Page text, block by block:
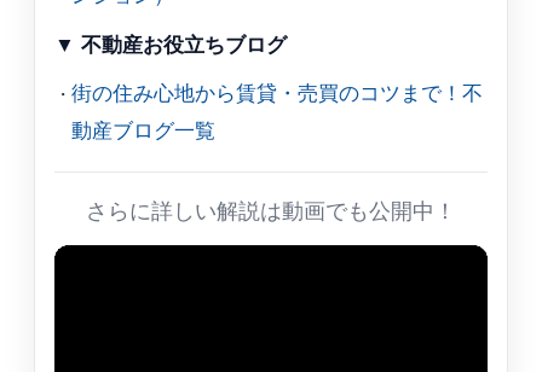
▼ 不動産お役立ちブログ
街の住み心地から賃貸・売買のコツまで！不
動産ブログ一覧
さらに詳しい解説は動画でも公開中！